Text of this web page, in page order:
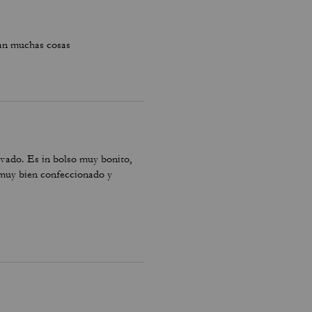
muchas cosas
Es in bolso muy bonito,
bien confeccionado y